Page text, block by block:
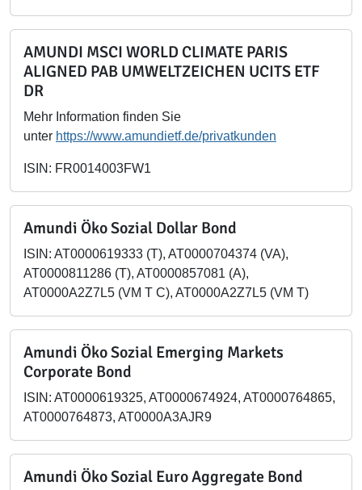
AMUNDI MSCI WORLD CLIMATE PARIS
ALIGNED PAB UMWELTZEICHEN UCITS ETF
DR
Mehr Information finden Sie
unter https://www.amundietf.de/privatkunden
ISIN: FR0014003FW1
Amundi Öko Sozial Dollar Bond
ISIN: AT0000619333 (T), AT0000704374 (VA),
AT0000811286 (T), AT0000857081 (A),
AT0000A2Z7L5 (VM T C), AT0000A2Z7L5 (VM T)
Amundi Öko Sozial Emerging Markets
Corporate Bond
ISIN: AT0000619325, AT0000674924, AT0000764865,
AT0000764873, AT0000A3AJR9
Amundi Öko Sozial Euro Aggregate Bond